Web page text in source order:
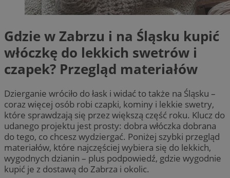
Gdzie w Zabrzu i na Śląsku kupić
włóczkę do lekkich swetrów i
czapek? Przegląd materiałów
Dzierganie wróciło do łask i widać to także na Śląsku –
coraz więcej osób robi czapki, kominy i lekkie swetry,
które sprawdzają się przez większą część roku. Klucz do
udanego projektu jest prosty: dobra włóczka dobrana
do tego, co chcesz wydziergać. Poniżej szybki przegląd
materiałów, które najczęściej wybiera się do lekkich,
wygodnych dzianin – plus podpowiedź, gdzie wygodnie
kupić je z dostawą do Zabrza i okolic.